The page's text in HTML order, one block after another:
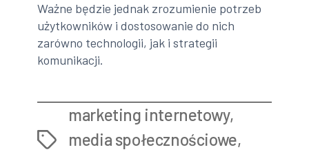
Ważne będzie jednak zrozumienie potrzeb
użytkowników i dostosowanie do nich
zarówno technologii, jak i strategii
komunikacji.
Tags
marketing internetowy,
media społecznościowe,